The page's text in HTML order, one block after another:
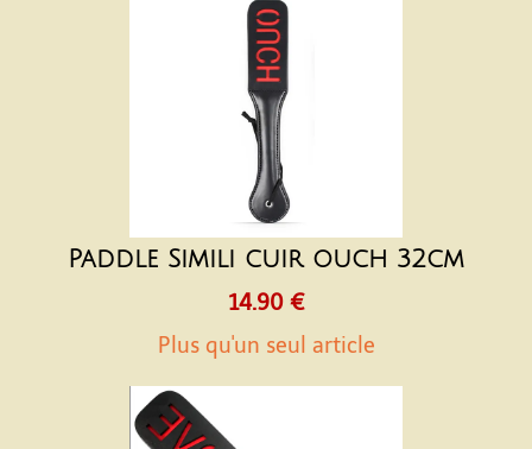
Paddle Simili cuir ouch 32cm
14.90 €
Plus qu'un seul article